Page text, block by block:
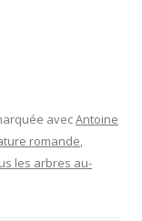
avecAntoine
romande,
les arbres au-